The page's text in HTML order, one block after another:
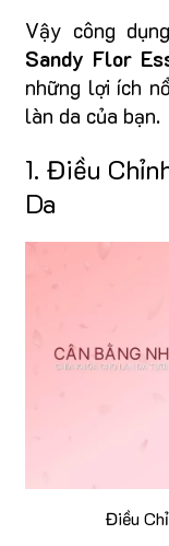
Vậy công
Sandy Flor
những lợi ích
làn da của bạn.
1. Điều
Da
Điều